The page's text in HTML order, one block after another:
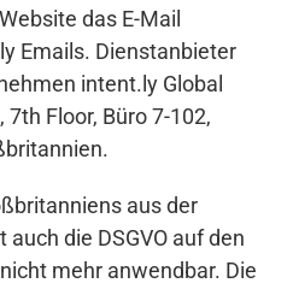
das E-Mail
Emails. Dienstanbieter
intent.ly Global
Floor, Büro 7-102,
aus der
auch die DSGVO auf den
mehr anwendbar. Die